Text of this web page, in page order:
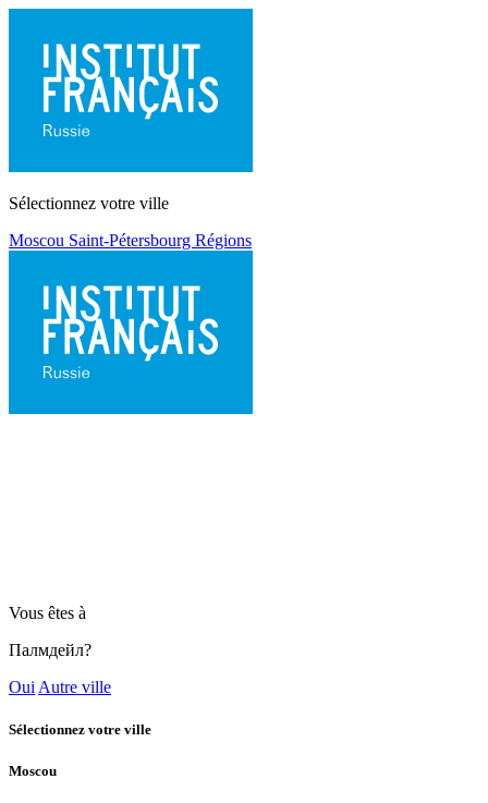
Sélectionnez votre ville
Moscou Saint-Pétersbourg Régions
Vous êtes à
Палмдейл?
Oui Autre ville
Sélectionnez votre ville
Moscou